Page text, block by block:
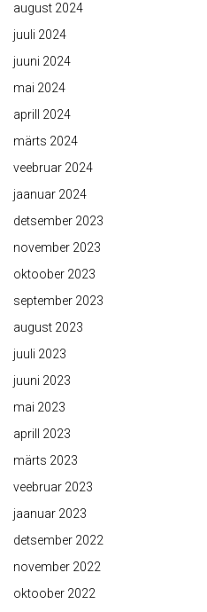
august 2024
juuli 2024
juuni 2024
mai 2024
aprill 2024
märts 2024
veebruar 2024
jaanuar 2024
detsember 2023
november 2023
oktoober 2023
september 2023
august 2023
juuli 2023
juuni 2023
mai 2023
aprill 2023
märts 2023
veebruar 2023
jaanuar 2023
detsember 2022
november 2022
oktoober 2022